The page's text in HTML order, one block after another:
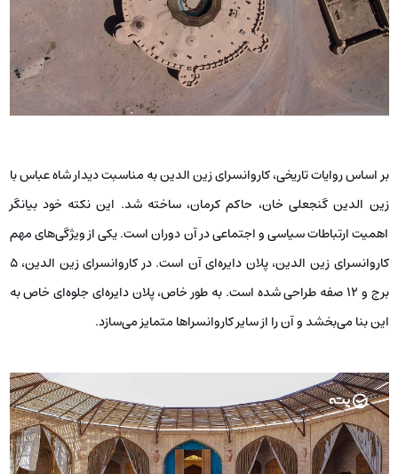
بر اساس روایات تاریخی، کاروانسرای زین الدین به مناسبت دیدار شاه عباس با
زین الدین گنجعلی خان، حاکم کرمان، ساخته شد. این نکته خود بیانگر
اهمیت ارتباطات سیاسی و اجتماعی در آن دوران است. یکی از ویژگی‌های مهم
کاروانسرای زین الدین، پلان دایره‌ای آن است. در کاروانسرای زین الدین، ۵
برج و ۱۲ صفه طراحی شده است. به طور خاص، پلان دایره‌ای جلوه‌ای خاص به
این بنا می‌بخشد و آن را از سایر کاروانسراها متمایز می‌سازد.